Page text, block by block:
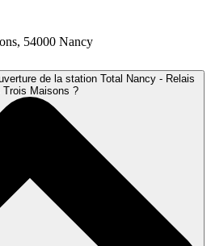
54000 Nancy
de la station Total Nancy - Relais
Trois Maisons ?